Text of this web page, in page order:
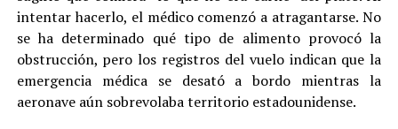
intentar hacerlo, el médico comenzó a atragantarse. No
se ha determinado qué tipo de alimento provocó la
obstrucción, pero los registros del vuelo indican que la
emergencia médica se desató a bordo mientras la
aeronave aún sobrevolaba territorio estadounidense.